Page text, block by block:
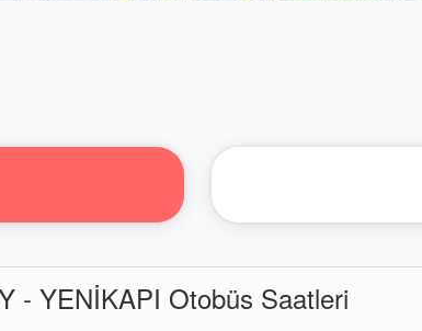
- YENİKAPI Otobüs Saatleri